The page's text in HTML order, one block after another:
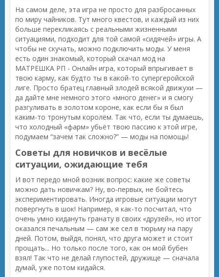
На самом деле, эта игра не просто для разбросанных
по миру чайников. Тут много квестов, и каждый из них
больше перекликаясь с реальными жизненными
ситуациями, подходит для той самой «сидячей» игры. А
чтобы не скучать, можно подключить моды. У меня
есть один знакомый, который скачал мод на
МАТРЕШКА РП - Онлайн игра, который впрыгивает в
твою карму, как будто ты в какой-то супергеройской
лиге. Просто братец главный злодей всякой движухи —
да дайте мне немного этого «много денег» и я смогу
разгуливать в золотом короне, как если бы я был
каким-то тронутым королём. Так что, если ты думаешь,
что холодный «фарм» убьёт твою пассию к этой игре,
подумаем “зачем так сложно?” — моды на помощь!
Советы для новичков и весёлые
ситуации, ожидающие тебя
И вот передо мной возник вопрос: какие же советы
можно дать новичкам? Ну, во-первых, не бойтесь
экспериментировать. Иногда игровые ситуации могут
повергнуть в шок! Например, я как-то посчитал, что
очень умно кидануть гранату в своих «друзей», но итог
оказался печальным — сам же сел в тюрьму на пару
дней. Потом, выйдя, понял, что друга может и стоит
прощать... Но только после того, как он мой бубен
взял! Так что не делай глупостей, дружище — сначала
думай, уже потом кидайся.